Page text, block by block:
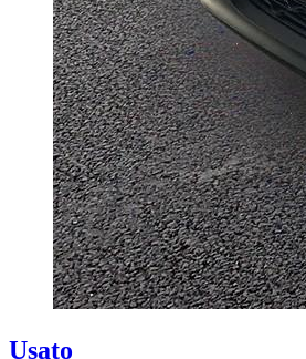
Usato